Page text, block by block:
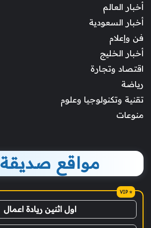
أخبار العالم
أخبار السعودية
فن وإعلام
أخبار الخليج
اقتصاد وتجارة
رياضة
تقنية وتكنولوجيا وعلوم
منوعات
مواقع صديقة
اول اثنين ريادة اعمال